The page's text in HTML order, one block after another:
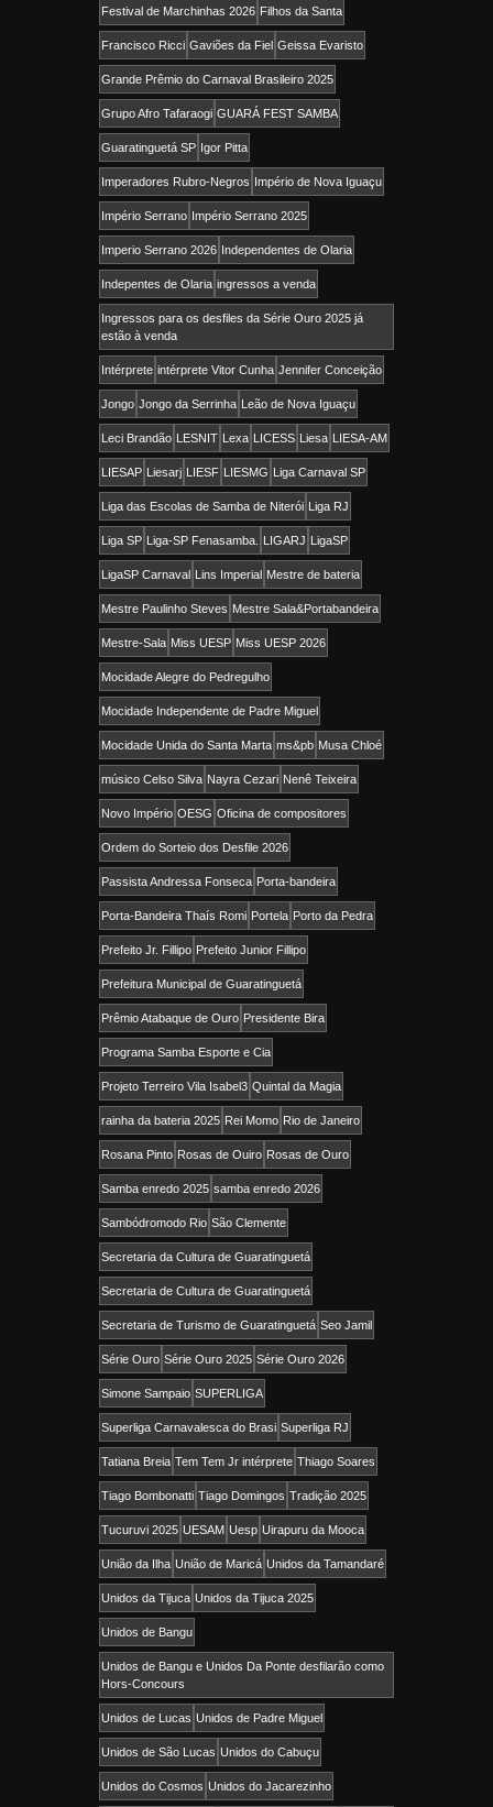
Festival de Marchinhas 2026 Filhos da Santa
Francisco Ricci Gaviões da Fiel Geissa Evaristo
Grande Prêmio do Carnaval Brasileiro 2025
Grupo Afro Tafaraogi GUARÁ FEST SAMBA
Guaratinguetá SP Igor Pitta
Imperadores Rubro-Negros Império de Nova Iguaçu
Império Serrano Império Serrano 2025
Imperio Serrano 2026 Independentes de Olaria
Indepentes de Olaria ingressos a venda
Ingressos para os desfiles da Série Ouro 2025 já
estão à venda
Intérprete intérprete Vitor Cunha Jennifer Conceição
Jongo Jongo da Serrinha Leão de Nova Iguaçu
Leci Brandão LESNIT Lexa LICESS Liesa LIESA-AM
LIESAP Liesarj LIESF LIESMG Liga Carnaval SP
Liga das Escolas de Samba de Niterói Liga RJ
Liga SP Liga-SP Fenasamba. LIGARJ LigaSP
LigaSP Carnaval Lins Imperial Mestre de bateria
Mestre Paulinho Steves Mestre Sala&Portabandeira
Mestre-Sala Miss UESP Miss UESP 2026
Mocidade Alegre do Pedregulho
Mocidade Independente de Padre Miguel
Mocidade Unida do Santa Marta ms&pb Musa Chloé
músico Celso Silva Nayra Cezari Nenê Teixeira
Novo Império OESG Oficina de compositores
Ordem do Sorteio dos Desfile 2026
Passista Andressa Fonseca Porta-bandeira
Porta-Bandeira Thaís Romi Portela Porto da Pedra
Prefeito Jr. Fillipo Prefeito Junior Fillipo
Prefeitura Municipal de Guaratinguetá
Prêmio Atabaque de Ouro Presidente Bira
Programa Samba Esporte e Cia
Projeto Terreiro Vila Isabel3 Quintal da Magia
rainha da bateria 2025 Rei Momo Rio de Janeiro
Rosana Pinto Rosas de Ouiro Rosas de Ouro
Samba enredo 2025 samba enredo 2026
Sambódromodo Rio São Clemente
Secretaria da Cultura de Guaratinguetá
Secretaria de Cultura de Guaratinguetá
Secretaria de Turismo de Guaratinguetá Seo Jamil
Série Ouro Série Ouro 2025 Série Ouro 2026
Simone Sampaio SUPERLIGA
Superliga Carnavalesca do Brasi Superliga RJ
Tatiana Breia Tem Tem Jr intérprete Thiago Soares
Tiago Bombonatti Tiago Domingos Tradição 2025
Tucuruvi 2025 UESAM Uesp Uirapuru da Mooca
União da Ilha União de Maricá Unidos da Tamandaré
Unidos da Tijuca Unidos da Tijuca 2025
Unidos de Bangu
Unidos de Bangu e Unidos Da Ponte desfilarão como
Hors-Concours
Unidos de Lucas Unidos de Padre Miguel
Unidos de São Lucas Unidos do Cabuçu
Unidos do Cosmos Unidos do Jacarezinho